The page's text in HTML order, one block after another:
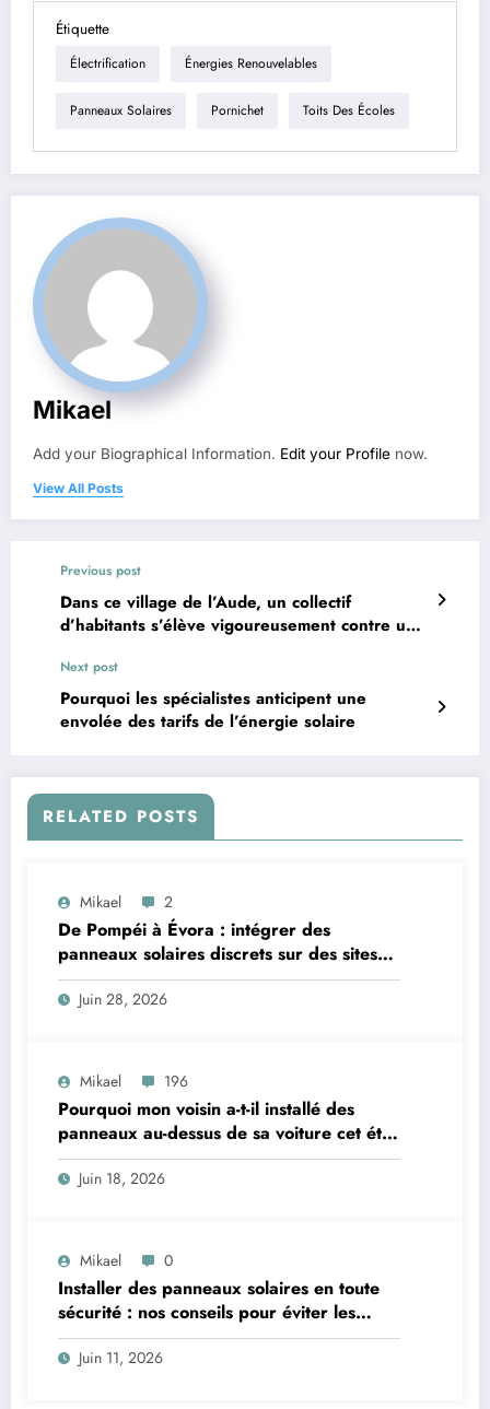
Étiquette
Électrification Énergies Renouvelables
Panneaux Solaires Pornichet Toits Des Écoles
Mikael
Add your Biographical Information. Edit your Profile now.
View All Posts
Previous post
Dans ce village de l’Aude, un collectif
d’habitants s’élève vigoureusement contre un
Next post
Pourquoi les spécialistes anticipent une
envolée des tarifs de l’énergie solaire
RELATED POSTS
Mikael 2
De Pompéi à Évora : intégrer des
panneaux solaires discrets sur des sites
classés au patrimoine
Juin 28, 2026
Mikael 196
Pourquoi mon voisin a-t-il installé des
panneaux au-dessus de sa voiture cet été
? Un mystère à éclaircir !
Juin 18, 2026
Mikael 0
Installer des panneaux solaires en toute
sécurité : nos conseils pour éviter les
pièges
Juin 11, 2026